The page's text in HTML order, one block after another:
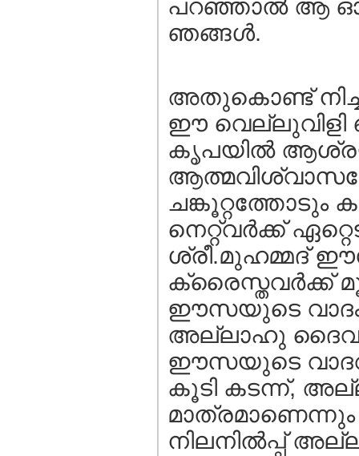
പറഞ്ഞാല്‍ ആ
ഞങ്ങള്‍.
അതുകൊണ്ട് നിച്ച്
ഈ വെല്ലുവിളി
കൃപയില്‍
ചങ്കൂറ്റത്തോടും
നെറ്റ്‌വര്‍ക്ക്
ശ്രീ.മുഹമ്മദ്‌
ക്രൈസ്തവര്‍ക്ക്
ഈസയുടെ വാദം
അല്ലാഹു
ഈസയുടെ
കൂടി കടന്ന്,
നിലനില്‍പ്പ്‌